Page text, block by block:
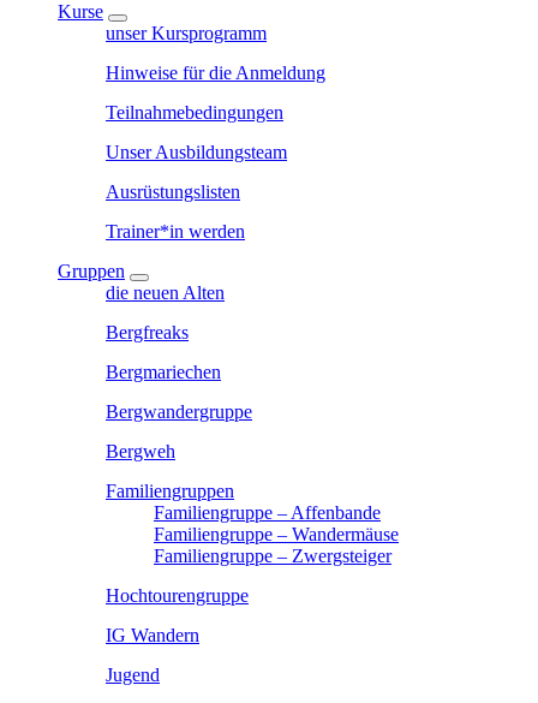
Kurse
unser Kursprogramm
Hinweise für die Anmeldung
Teilnahmebedingungen
Unser Ausbildungsteam
Ausrüstungslisten
Trainer*in werden
Gruppen
die neuen Alten
Bergfreaks
Bergmariechen
Bergwandergruppe
Bergweh
Familiengruppen
Familiengruppe – Affenbande
Familiengruppe – Wandermäuse
Familiengruppe – Zwergsteiger
Hochtourengruppe
IG Wandern
Jugend